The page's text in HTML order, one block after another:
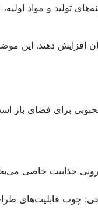
تولید و مواد
دهند. این
برای فضای باز
جذابیت خاصی
چوب قابلیت‌های